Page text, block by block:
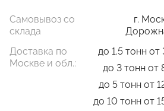
Самовывоз со
склада
г.
Доставка по
Москве и обл.:
до 1.5 тонн
до 3 тонн от
до 5 тонн от
до 10 тонн от